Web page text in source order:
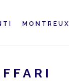
MONTREUX